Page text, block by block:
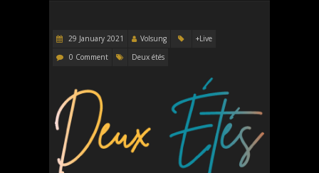
29 January 2021 Volsung
+Live
0 Comment
Deux étés